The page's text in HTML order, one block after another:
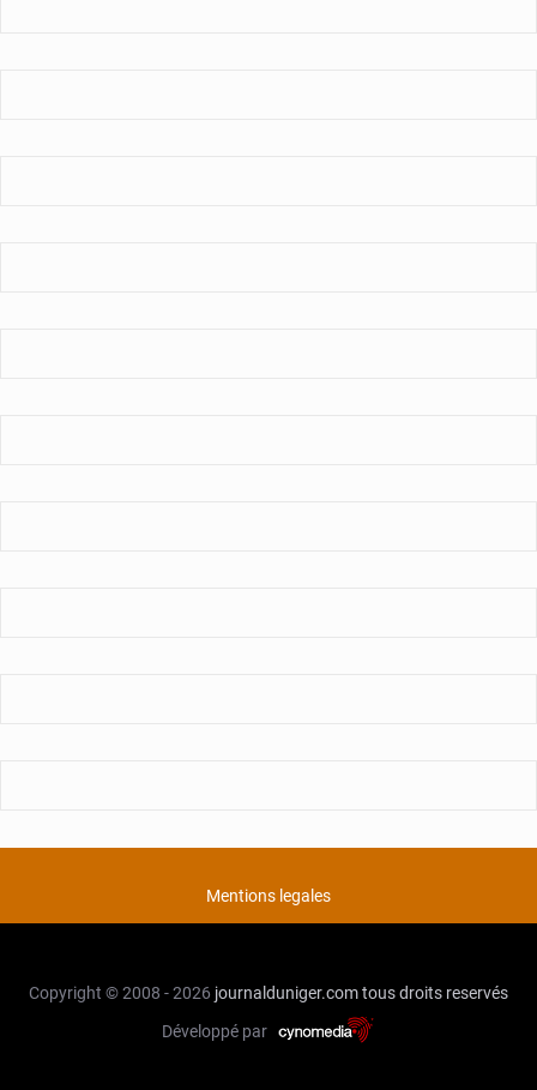
Mentions legales
Copyright © 2008 - 2026 journalduniger.comtous droits reservés
Développé par